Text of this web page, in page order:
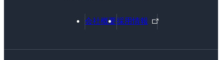
会社概要採用情報
外
部
ン